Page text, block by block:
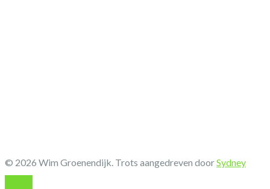
© 2026 Wim Groenendijk. Trots aangedreven doorSydney